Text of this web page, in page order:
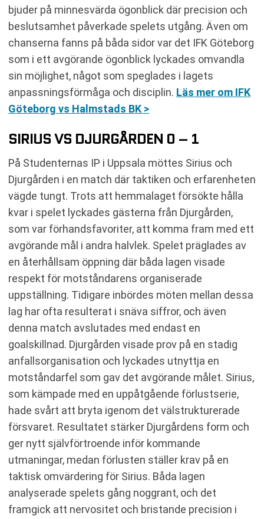
bjuder på minnesvärda ögonblick där precision och
beslutsamhet påverkade spelets utgång. Även om
chanserna fanns på båda sidor var det IFK Göteborg
som i ett avgörande ögonblick lyckades omvandla
sin möjlighet, något som speglades i lagets
anpassningsförmåga och disciplin. Läs mer om IFK
Göteborg vs Halmstads BK >
SIRIUS VS DJURGÅRDEN 0 – 1
På Studenternas IP i Uppsala möttes Sirius och
Djurgården i en match där taktiken och erfarenheten
vägde tungt. Trots att hemmalaget försökte hålla
kvar i spelet lyckades gästerna från Djurgården,
som var förhandsfavoriter, att komma fram med ett
avgörande mål i andra halvlek. Spelet präglades av
en återhållsam öppning där båda lagen visade
respekt för motståndarens organiserade
uppställning. Tidigare inbördes möten mellan dessa
lag har ofta resulterat i snäva siffror, och även
denna match avslutades med endast en
goalskillnad. Djurgården visade prov på en stadig
anfallsorganisation och lyckades utnyttja en
motståndarfel som gav det avgörande målet. Sirius,
som kämpade med en uppåtgående förlustserie,
hade svårt att bryta igenom det välstrukturerade
försvaret. Resultatet stärker Djurgårdens form och
ger nytt självförtroende inför kommande
utmaningar, medan förlusten ställer krav på en
taktisk omvärdering för Sirius. Båda lagen
analyserade spelets gång noggrant, och det
framgick att nervositet och bristande precision i